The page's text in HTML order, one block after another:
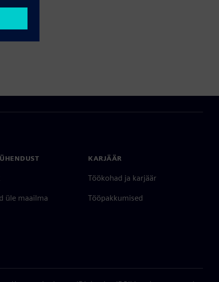
üle maailma
KARJÄÄR
Töökohad ja karjäär
Tööpakkumised